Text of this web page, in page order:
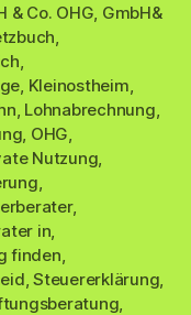
& Co. OHG GmbH&
Kleinostheim
Lohnabrechnung
OHG
Nutzung
,
in
finden
,Steuererklärung